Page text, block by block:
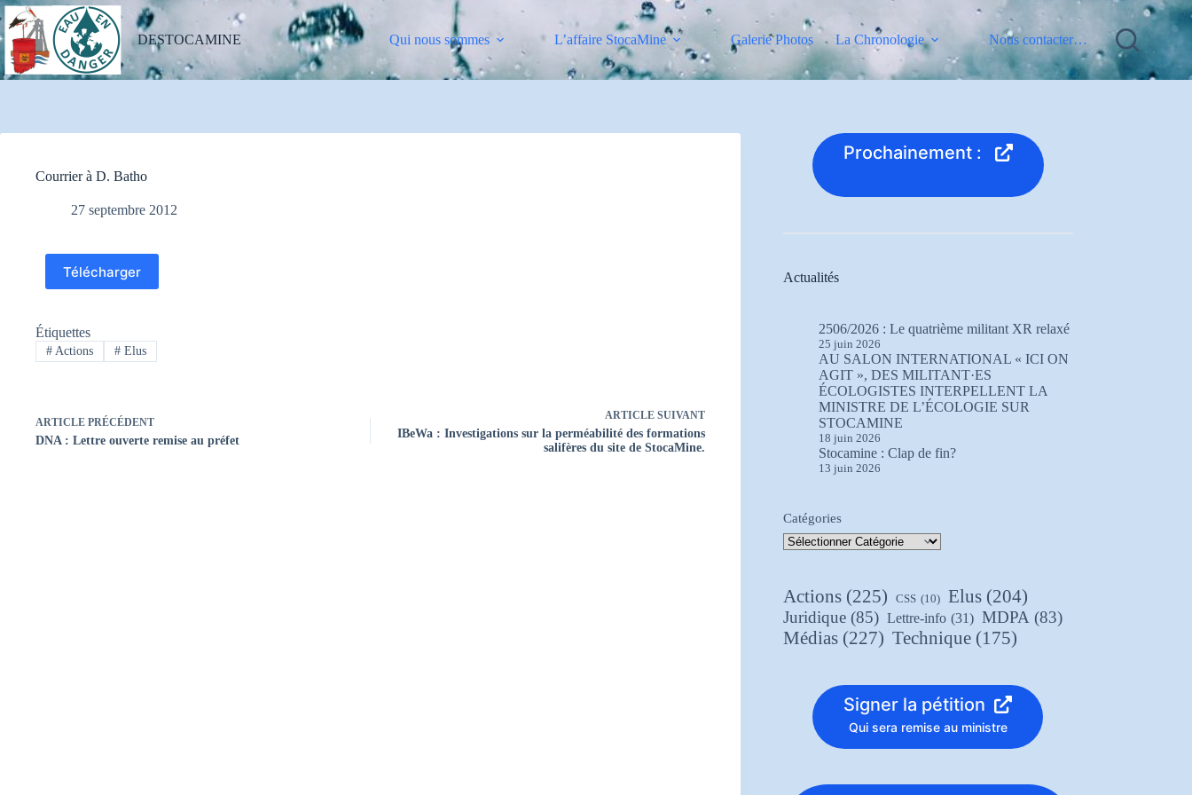
Passer
au
contenu
DESTOCAMINE Qui nous sommes L’affaire StocaMine Galerie Photos La Chronologie Nous contacter…
Courrier à D. Batho
27 septembre 2012
Télécharger
Étiquettes
#Actions #Elus
ARTICLE PRÉCÉDENT
DNA : Lettre ouverte remise au préfet
ARTICLESUIVANT
IBeWa : Investigations sur la perméabilité des formations
salifères du site de StocaMine.
Prochainement :
Actualités
2506/2026 : Le quatrième militant XR relaxé
25 juin 2026
AU SALON INTERNATIONAL « ICI ON
AGIT », DES MILITANT·ES
ÉCOLOGISTES INTERPELLENT LA
MINISTRE DE L’ÉCOLOGIE SUR
STOCAMINE
18 juin 2026
Stocamine : Clap de fin?
13 juin 2026
Catégories
Actions (225) CSS (10) Elus (204)
Juridique (85) Lettre-info (31) MDPA (83)
Médias (227) Technique (175)
Signer la pétition
Qui sera remise au ministre